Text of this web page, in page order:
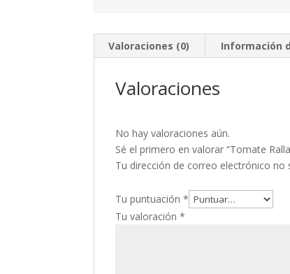
Valoraciones (0) Información
Valoraciones
No hay valoraciones aún.
Sé el primero en valorar “Tomate
Tu dirección de correo electrónico no
Tu puntuación*
Tu valoración*